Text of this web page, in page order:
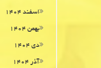
اسفند ۱۴۰۴
بهمن ۱۴۰۴
دی ۱۴۰۴
آذر ۱۴۰۴